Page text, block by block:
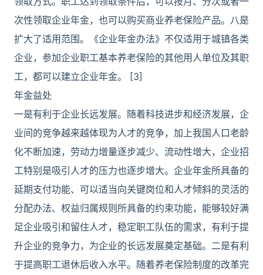
次性领取企业年金，也可以购买商业养老保险产品。八是
扩大了适用范围。《企业年金办法》不仅适用于城镇各类
企业，参加企业职工基本养老保险的其他用人单位及其职
工，都可以建立企业年金。 [3]
年金益处
一是有利于企业长远发展。随着科技进步和经济发展，企
业间的竞争越来越体现为人才的竞争，加上我国人口老龄
化不断加速，劳动力增量逐步减少、流动性增大，企业招
工特别是吸引人才的压力也逐步增大。企业年金所具备的
延期支付功能、可以适当向关键岗位和人才倾斜的灵活的
分配办法、权益归属规则所具备的约束功能，能够较好满
足企业吸引和留住人才，稳定职工队伍的需求，有利于提
升企业的竞争力，为企业的长远发展奠定基础。二是有利
于提高职工退休后收入水平。随着养老保险制度的改革完